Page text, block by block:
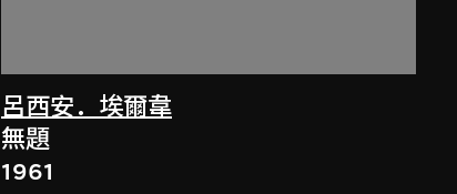
呂西安．埃爾韋
無題
1961